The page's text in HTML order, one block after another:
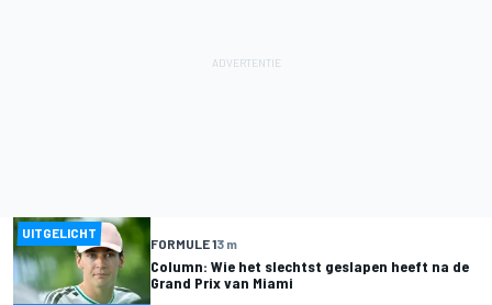
UITGELICHT
FORMULE 13 m
Column: Wie het slechtst geslapen heeft na de
Grand Prix van Miami